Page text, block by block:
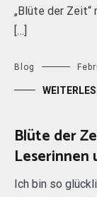
„Blüte der Zeit“
[…]
Blog
Blüte der
Leserinnen
Ich bin so